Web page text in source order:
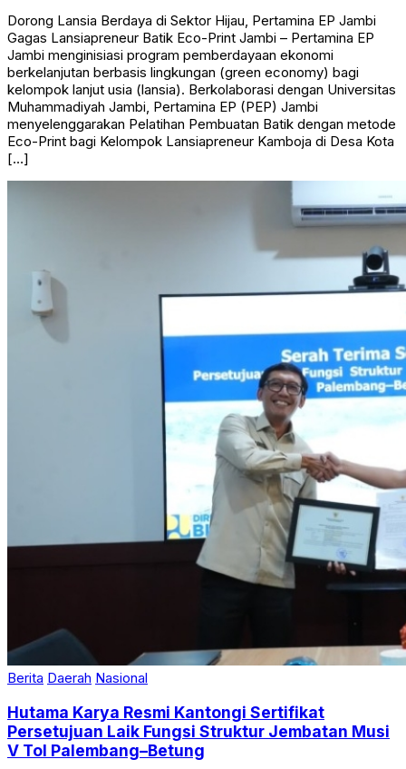
Dorong Lansia Berdaya di Sektor Hijau, Pertamina EP Jambi
Gagas Lansiapreneur Batik Eco-Print Jambi – Pertamina EP
Jambi menginisiasi program pemberdayaan ekonomi
berkelanjutan berbasis lingkungan (green economy) bagi
kelompok lanjut usia (lansia). Berkolaborasi dengan Universitas
Muhammadiyah Jambi, Pertamina EP (PEP) Jambi
menyelenggarakan Pelatihan Pembuatan Batik dengan metode
Eco-Print bagi Kelompok Lansiapreneur Kamboja di Desa Kota
[…]
Berita Daerah Nasional
Hutama Karya Resmi Kantongi Sertifikat
Persetujuan Laik Fungsi Struktur Jembatan Musi
V Tol Palembang–Betung